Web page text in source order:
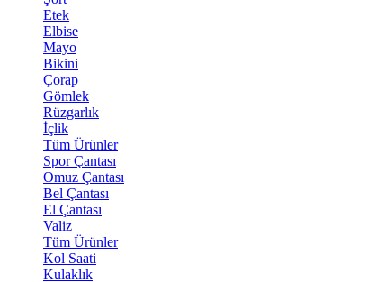
Etek
Elbise
Mayo
Bikini
Çorap
Gömlek
Rüzgarlık
İçlik
Tüm Ürünler
Spor Çantası
Omuz Çantası
Bel Çantası
El Çantası
Valiz
Tüm Ürünler
Kol Saati
Kulaklık